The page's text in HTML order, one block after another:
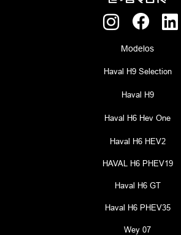
Modelos
Haval H9 Selection
Haval H9
Haval H6 Hev One
Haval H6 HEV2
HAVAL H6 PHEV19
Haval H6 GT
Haval H6 PHEV35
Wey 07